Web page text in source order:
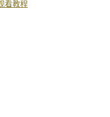
看教程